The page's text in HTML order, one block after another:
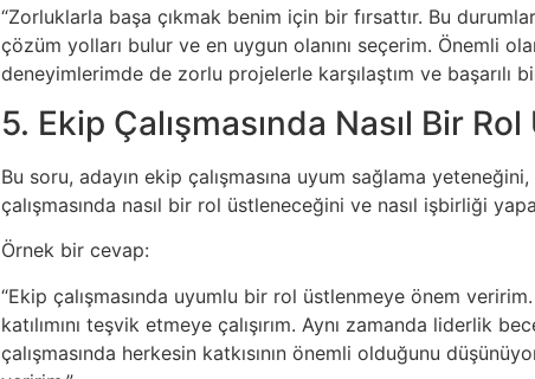
“Zorluklarla başa çıkmak benim için bir fırsattır. Bu
çözüm yolları bulur ve en uygun olanını seçerim. Önemli
deneyimlerimde de zorlu projelerle karşılaştım ve başarılı
5. Ekip Çalışmasında Nasıl Bir
Bu soru, adayın ekip çalışmasına uyum sağlama
çalışmasında nasıl bir rol üstleneceğini ve nasıl işbirliği
Örnek bir cevap:
“Ekip çalışmasında uyumlu bir rol üstlenmeye önem
katılımını teşvik etmeye çalışırım. Aynı zamanda
çalışmasında herkesin katkısının önemli olduğunu